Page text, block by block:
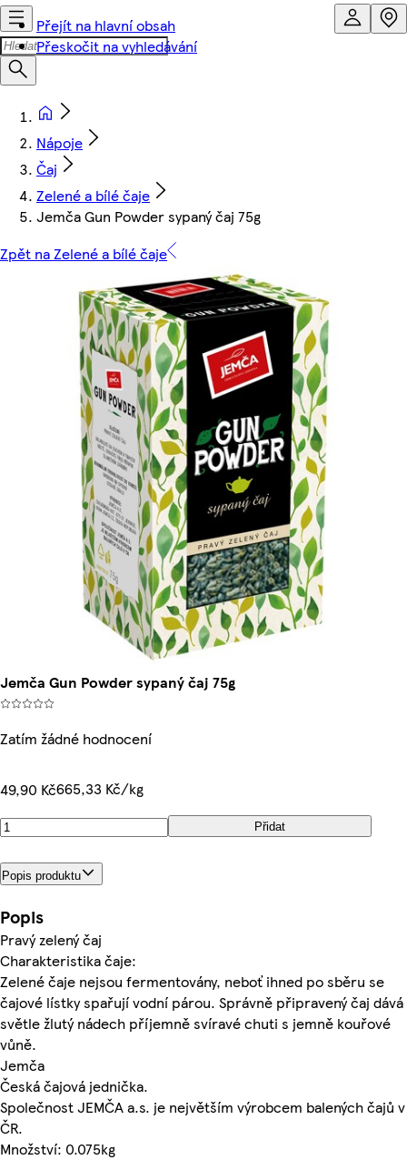
Přejít na hlavní obsah
Přeskočit na vyhledávání
Nápoje
Čaj
Zelené a bílé čaje
Jemča Gun Powder sypaný čaj 75g
Zpět na Zelené a bílé čaje
Jemča Gun Powder sypaný čaj 75g
Zatím žádné hodnocení
49,90 Kč665,33 Kč/kg
Přidat
Popis produktu
Popis
Pravý zelený čaj
Charakteristika čaje:
Zelené čaje nejsou fermentovány, neboť ihned po sběru se
čajové lístky spařují vodní párou. Správně připravený čaj dává
světle žlutý nádech příjemně svíravé chuti s jemně kouřové
vůně.
Jemča
Česká čajová jednička.
Společnost JEMČA a.s. je největším výrobcem balených čajů v
ČR.
Množství: 0.075kg